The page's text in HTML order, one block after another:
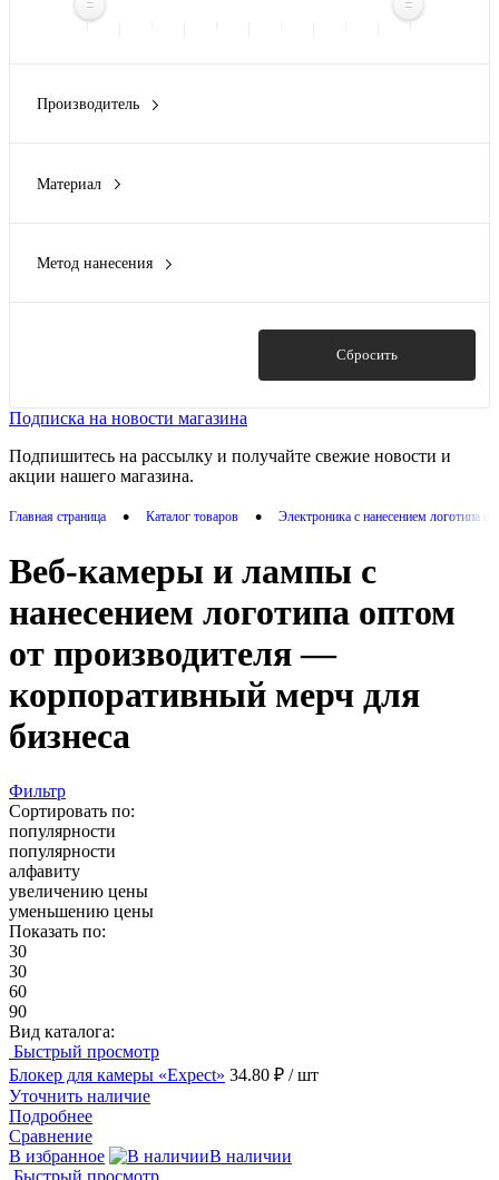
Производитель
Rombica
Материал
алюминий(1)
Метод нанесения
Цифровая печать(3)
Сбросить
Подписка на новости магазина
Подпишитесь на рассылку и получайте свежие новости и
акции нашего магазина.
Главная страница • Каталог товаров • Электроника с нанесением логотипа
Веб-камеры и лампы с
нанесением логотипа оптом
от производителя —
корпоративный мерч для
бизнеса
Фильтр
Сортировать по:
популярности
популярности
алфавиту
увеличению цены
уменьшению цены
Показать по:
30
30
60
90
Вид каталога:
Быстрый просмотр
Блокер для камеры «Expect» 34.80 ₽ / шт
Уточнить наличие
Подробнее
Сравнение
В избранное
В наличии
Быстрый просмотр